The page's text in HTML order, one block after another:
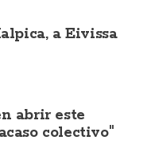
a Eivissa
abrir este
colectivo"